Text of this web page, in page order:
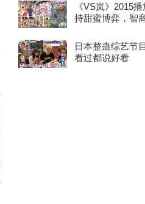
《VS岚》2015
持甜蜜博弈，智
日本整蛊综艺节
看过都说好看